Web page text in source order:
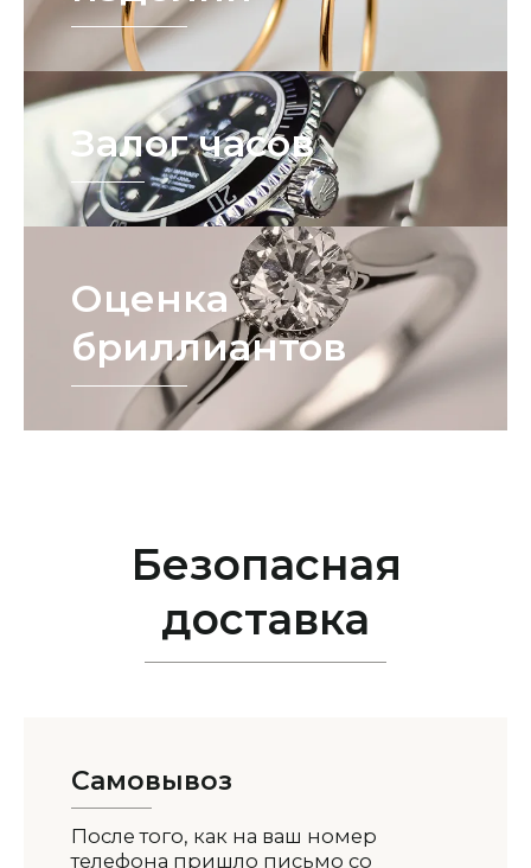
Залог часов
Оценка
бриллиантов
Безопасная
доставка
Самовывоз
После того, как на ваш номер
телефона пришло письмо со